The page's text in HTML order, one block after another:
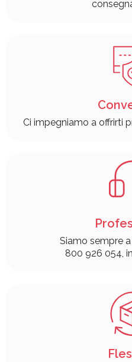
Ci impegniamo a offrirti
Siamo sempre
800 926 054,